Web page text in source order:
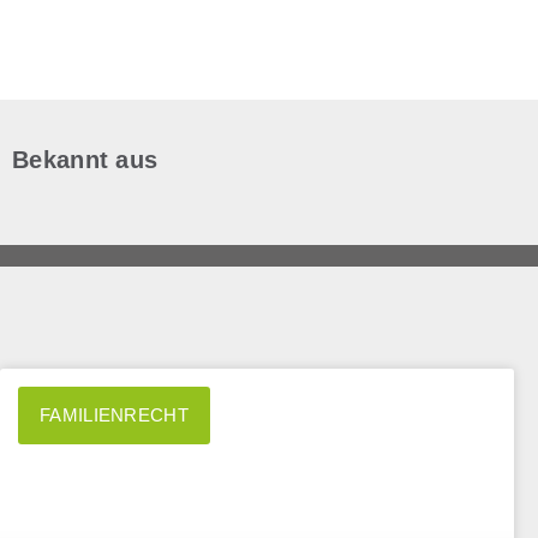
Bekannt aus
FAMILIENRECHT